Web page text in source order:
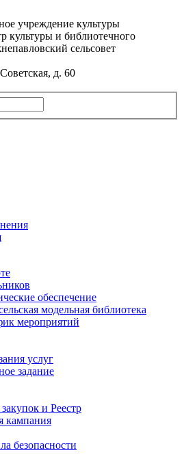
учреждение культуры
культуры и библиотечного
сельсовет
д. 60
обеспечение
модельная библиотека
мероприятий
услуг
задание
и Реестр
кампания
безопасности